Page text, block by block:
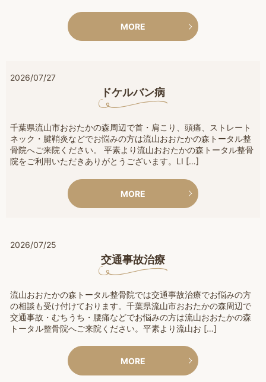
MORE
2026/07/27
ドケルバン病
千葉県流山市おおたかの森周辺で首・肩こり、頭痛、ストレート
ネック・腱鞘炎などでお悩みの方は流山おおたかの森トータル整
骨院へご来院ください。 平素より流山おおたかの森トータル整骨
院をご利用いただきありがとうございます。LI […]
MORE
2026/07/25
交通事故治療
流山おおたかの森トータル整骨院では交通事故治療でお悩みの方
の相談も受け付けております。千葉県流山市おおたかの森周辺で
交通事故・むちうち・腰痛などでお悩みの方は流山おおたかの森
トータル整骨院へご来院ください。平素より流山お […]
MORE